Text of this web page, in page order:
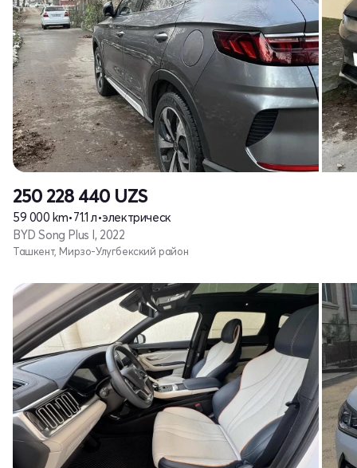
250 228 440 UZS
59 000 km•71.1 л•электрическ
BYD Song Plus I, 2022
Ташкент, Мирзо-Улугбекский район